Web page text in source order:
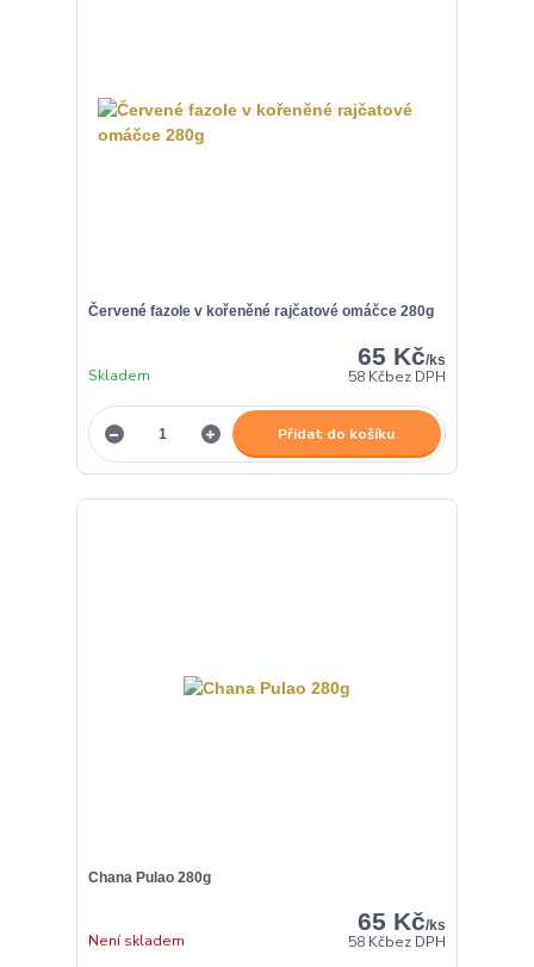
Červené fazole v kořeněné rajčatové omáčce 280g
65 Kč/ks
58 Kčbez DPH
Skladem
Přidat do košíku
Chana Pulao 280g
65 Kč/ks
58 Kčbez DPH
Není skladem